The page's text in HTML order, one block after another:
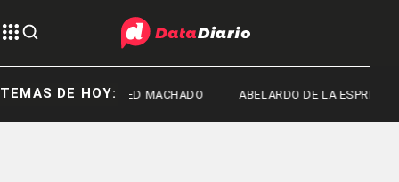
TEMAS DE HOY:FRED MACHADO ABELARDO DE LA ESPRIELLA